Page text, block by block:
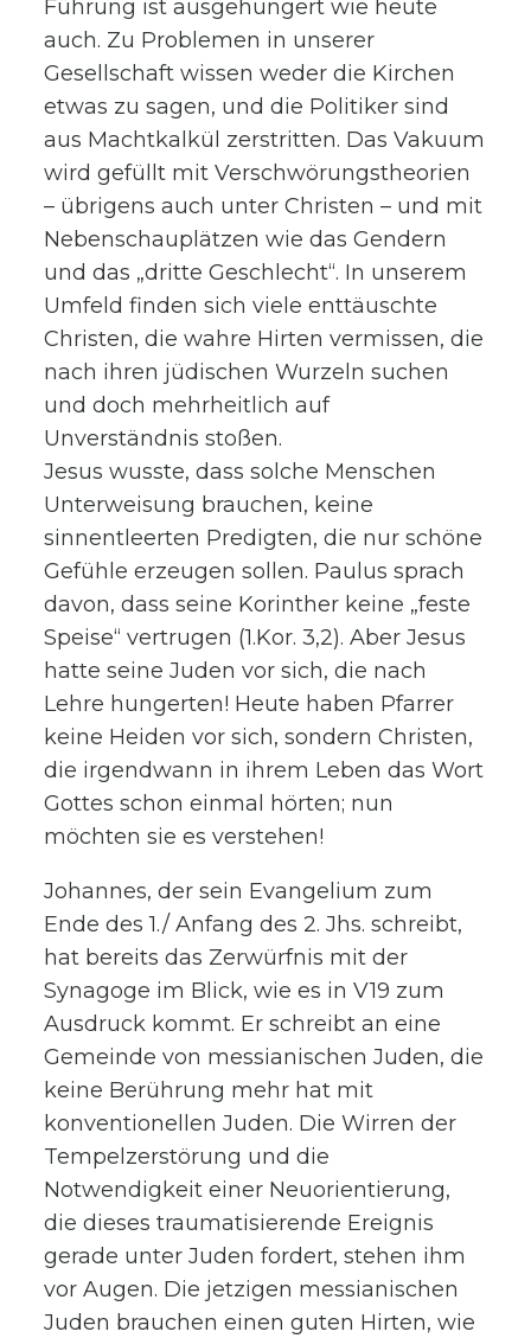
Führung ist ausgehungert wie heute
auch. Zu Problemen in unserer
Gesellschaft wissen weder die Kirchen
etwas zu sagen, und die Politiker sind
aus Machtkalkül zerstritten. Das Vakuum
wird gefüllt mit Verschwörungstheorien
– übrigens auch unter Christen – und mit
Nebenschauplätzen wie das Gendern
und das „dritte Geschlecht“. In unserem
Umfeld finden sich viele enttäuschte
Christen, die wahre Hirten vermissen, die
nach ihren jüdischen Wurzeln suchen
und doch mehrheitlich auf
Unverständnis stoßen.
Jesus wusste, dass solche Menschen
Unterweisung brauchen, keine
sinnentleerten Predigten, die nur schöne
Gefühle erzeugen sollen. Paulus sprach
davon, dass seine Korinther keine „feste
Speise“ vertrugen (1.Kor. 3,2). Aber Jesus
hatte seine Juden vor sich, die nach
Lehre hungerten! Heute haben Pfarrer
keine Heiden vor sich, sondern Christen,
die irgendwann in ihrem Leben das Wort
Gottes schon einmal hörten; nun
möchten sie es verstehen!
Johannes, der sein Evangelium zum
Ende des 1./ Anfang des 2. Jhs. schreibt,
hat bereits das Zerwürfnis mit der
Synagoge im Blick, wie es in V19 zum
Ausdruck kommt. Er schreibt an eine
Gemeinde von messianischen Juden, die
keine Berührung mehr hat mit
konventionellen Juden. Die Wirren der
Tempelzerstörung und die
Notwendigkeit einer Neuorientierung,
die dieses traumatisierende Ereignis
gerade unter Juden fordert, stehen ihm
vor Augen. Die jetzigen messianischen
Juden brauchen einen guten Hirten, wie